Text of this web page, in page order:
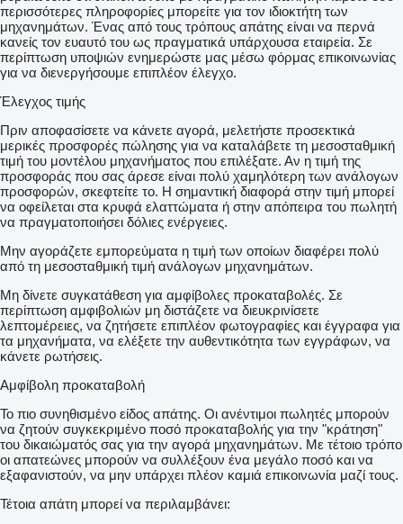
περισσότερες πληροφορίες μπορείτε για τον ιδιοκτήτη των
μηχανημάτων. Ένας από τους τρόπους απάτης είναι να περνά
κανείς τον ευαυτό του ως πραγματικά υπάρχουσα εταιρεία. Σε
περίπτωση υποψιών ενημερώστε μας μέσω φόρμας επικοινωνίας
για να διενεργήσουμε επιπλέον έλεγχο.
Έλεγχος τιμής
Πριν αποφασίσετε να κάνετε αγορά, μελετήστε προσεκτικά
μερικές προσφορές πώλησης για να καταλάβετε τη μεσοσταθμική
τιμή του μοντέλου μηχανήματος που επιλέξατε. Αν η τιμή της
προσφοράς που σας άρεσε είναι πολύ χαμηλότερη των ανάλογων
προσφορών, σκεφτείτε το. Η σημαντική διαφορά στην τιμή μπορεί
να οφείλεται στα κρυφά ελαττώματα ή στην απόπειρα του πωλητή
να πραγματοποιήσει δόλιες ενέργειες.
Μην αγοράζετε εμπορεύματα η τιμή των οποίων διαφέρει πολύ
από τη μεσοσταθμική τιμή ανάλογων μηχανημάτων.
Μη δίνετε συγκατάθεση για αμφίβολες προκαταβολές. Σε
περίπτωση αμφιβολιών μη διστάζετε να διευκρινίσετε
λεπτομέρειες, να ζητήσετε επιπλέον φωτογραφίες και έγγραφα για
τα μηχανήματα, να ελέξετε την αυθεντικότητα των εγγράφων, να
κάνετε ρωτήσεις.
Αμφίβολη προκαταβολή
Το πιο συνηθισμένο είδος απάτης. Οι ανέντιμοι πωλητές μπορούν
να ζητούν συγκεκριμένο ποσό προκαταβολής για την "κράτηση"
του δικαιώματός σας για την αγορά μηχανημάτων. Με τέτοιο τρόπο
οι απατεώνες μπορούν να συλλέξουν ένα μεγάλο ποσό και να
εξαφανιστούν, να μην υπάρχει πλέον καμιά επικοινωνία μαζί τους.
Τέτοια απάτη μπορεί να περιλαμβάνει: